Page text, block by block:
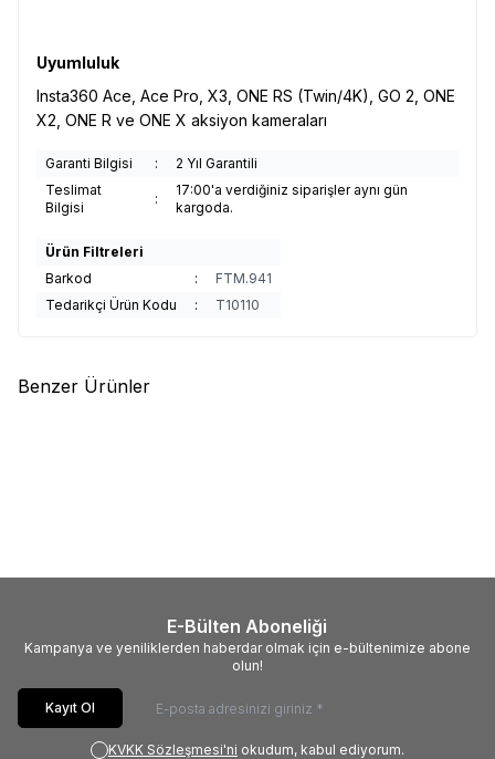
Uyumluluk
Insta360 Ace, Ace Pro, X3, ONE RS (Twin/4K), GO 2, ONE
X2, ONE R ve ONE X aksiyon kameraları
Garanti Bilgisi :
2 Yıl Garantili
Teslimat
Bilgisi
:
17:00'a verdiğiniz siparişler aynı gün
kargoda.
Ürün Filtreleri
Barkod
:
FTM.941
Tedarikçi Ürün Kodu
: T10110
Benzer Ürünler
E-Bülten Aboneliği
Kampanya ve yeniliklerden haberdar olmak için e-bültenimize abone
olun!
Kayıt Ol
KVKK Sözleşmesi'ni okudum, kabul ediyorum.